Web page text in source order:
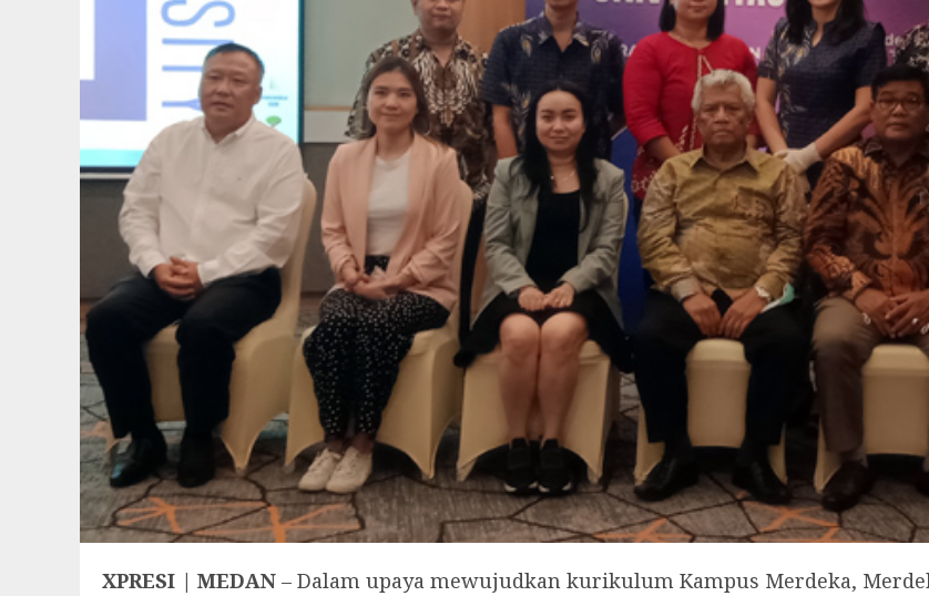
XPRESI | MEDAN – Dalam upaya mewujudkan kurikulum Kampus Merdeka,